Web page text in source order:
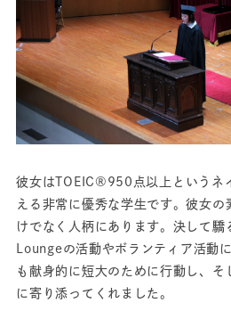
彼女はTOEIC®950点以上というネ
える非常に優秀な学生です。彼女の
けでなく人柄にあります。決して
Loungeの活動やボランティア活動
も献身的に短大のために行動し、そ
に寄り添ってくれました。